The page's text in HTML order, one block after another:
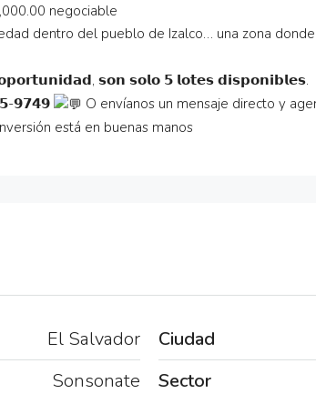
negociable
dentro del pueblo de Izalco… una zona
𝘀𝗼𝗻 𝘀𝗼𝗹𝗼 𝟱 𝗹𝗼𝘁𝗲𝘀 𝗱𝗶𝘀𝗽𝗼𝗻𝗶𝗯𝗹𝗲𝘀.
𝟵𝟳𝟰𝟵
O envíanos un mensaje directo y
está en buenas manos
El Salvador
Sonsonate
Ciudad
Sector